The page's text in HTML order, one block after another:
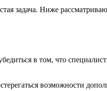
задача. Ниже
в том, что
возможности